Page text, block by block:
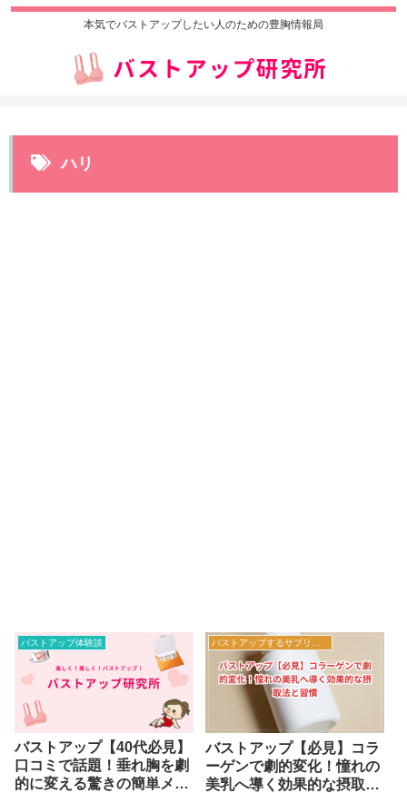
本気でバストアップしたい人のための豊胸情報局
ハリ
バストアップ体験談
バストアップ【40代必見】
口コミで話題！垂れ胸を劇
的に変える驚きの簡単メソ
バストアップ【必見】コラ
ーゲンで劇的変化！憧れの
美乳へ導く効果的な摂取法